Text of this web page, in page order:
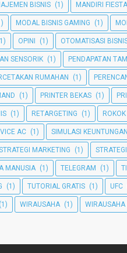
BISNIS (1) MANDIRI
MODAL BISNIS GAMING (1)
OPINI (1) OTOMATISASI
SENSORIK (1) PENDAPATAN
RUMAHAN (1)
(1) PRINTER BEKAS (1)
(1) RETARGETING (1) ROKOK
AC (1) SIMULASI KEUNTUNGAN
MARKETING (1)
MANUSIA (1) TELEGRAM (1)
(1) TUTORIAL GRATIS (1) UFC
(1) WIRAUSAHA (1) WIRAUSAHA